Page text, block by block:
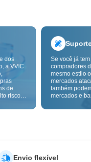
dos
a VVIC
de
risco,
e as
venda.
Se você já
compradores
mesmo estilo
mercados
também
mercados e
OEM por
Envio flexível